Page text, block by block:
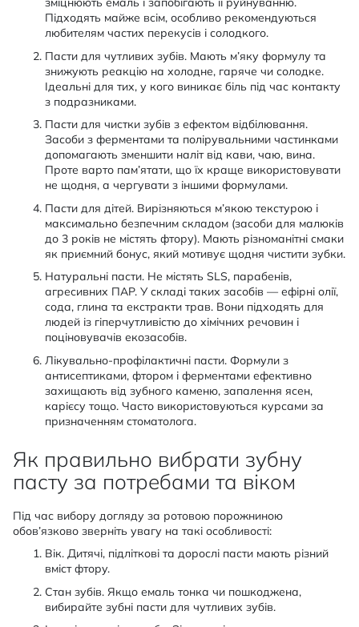
Підходять майже всім, особливо рекомендуються
любителям частих перекусів і солодкого.
Пасти для чутливих зубів. Мають м’яку формулу та
знижують реакцію на холодне, гаряче чи солодке.
Ідеальні для тих, у кого виникає біль під час контакту
з подразниками.
Пасти для чистки зубів з ефектом відбілювання.
Засоби з ферментами та полірувальними частинками
допомагають зменшити наліт від кави, чаю, вина.
Проте варто пам’ятати, що їх краще використовувати
не щодня, а чергувати з іншими формулами.
Пасти для дітей. Вирізняються м’якою текстурою і
максимально безпечним складом (засоби для малюків
до 3 років не містять фтору). Мають різноманітні смаки
як приємний бонус, який мотивує щодня чистити зубки.
Натуральні пасти. Не містять SLS, парабенів,
агресивних ПАР. У складі таких засобів — ефірні олії,
сода, глина та екстракти трав. Вони підходять для
людей із гіперчутливістю до хімічних речовин і
поціновувачів екозасобів.
Лікувально-профілактичні пасти. Формули з
антисептиками, фтором і ферментами ефективно
захищають від зубного каменю, запалення ясен,
карієсу тощо. Часто використовуються курсами за
призначенням стоматолога.
Як правильно вибрати зубну
пасту за потребами та віком
Під час вибору догляду за ротовою порожниною
обов’язково зверніть увагу на такі особливості:
Вік. Дитячі, підліткові та дорослі пасти мають різний
вміст фтору.
Стан зубів. Якщо емаль тонка чи пошкоджена,
вибирайте зубні пасти для чутливих зубів.